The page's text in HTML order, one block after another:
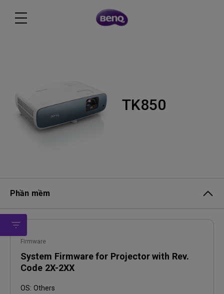
TK850
Phần mềm
Firmware
System Firmware for Projector with Rev.
Code 2X-2XX
OS: Others